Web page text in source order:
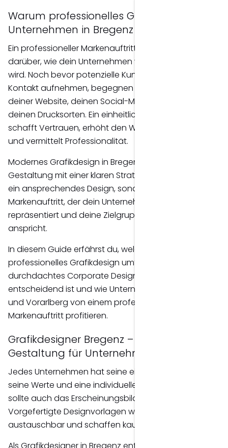
Warum professionelles Grafikdesign für
Unternehmen in Bregenz so wichtig ist
Ein professioneller Markenauftritt entscheidet häufig
darüber, wie dein Unternehmen wahrgenommen
wird. Noch bevor potenzielle Kundinnen und Kunden
Kontakt aufnehmen, begegnen sie deinem Logo,
deiner Website, deinen Social-Media-Grafiken oder
deinen Drucksorten. Ein einheitliches Erscheinungsbild
schafft Vertrauen, erhöht den Wiedererkennungswert
und vermittelt Professionalität.
Modernes Grafikdesign in Bregenz verbindet kreative
Gestaltung mit einer klaren Strategie. Ziel ist nicht nur
ein ansprechendes Design, sondern ein
Markenauftritt, der dein Unternehmen authentisch
repräsentiert und deine Zielgruppe nachhaltig
anspricht.
In diesem Guide erfährst du, welche Leistungen
professionelles Grafikdesign umfasst, warum ein
durchdachtes Corporate Design langfristig
entscheidend ist und wie Unternehmen in Bregenz
und Vorarlberg von einem professionellen
Markenauftritt profitieren.
Grafikdesigner Bregenz – Individuelle
Gestaltung für Unternehmen
Jedes Unternehmen hat seine eigene Geschichte,
seine Werte und eine individuelle Zielgruppe. Deshalb
sollte auch das Erscheinungsbild einzigartig sein.
Vorgefertigte Designvorlagen wirken oft
austauschbar und schaffen kaum Wiedererkennung.
Als Grafikdesigner in Bregenz entwickle ich individuelle